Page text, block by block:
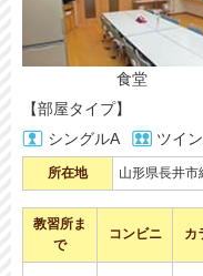
食堂
【部屋タイプ】
シングルA
ツイ
所在地 山形県長井
教習所ま
で
コンビニ カ